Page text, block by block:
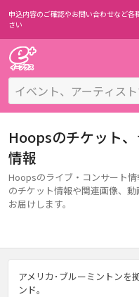
申込内容のご確認やお問い合わせなど各
さい
Hoopsのチケット
情報
Hoopsのライブ・コンサート
のチケット情報や関連画像、
お届けします。
アメリカ･ブルーミントンを
ンド。